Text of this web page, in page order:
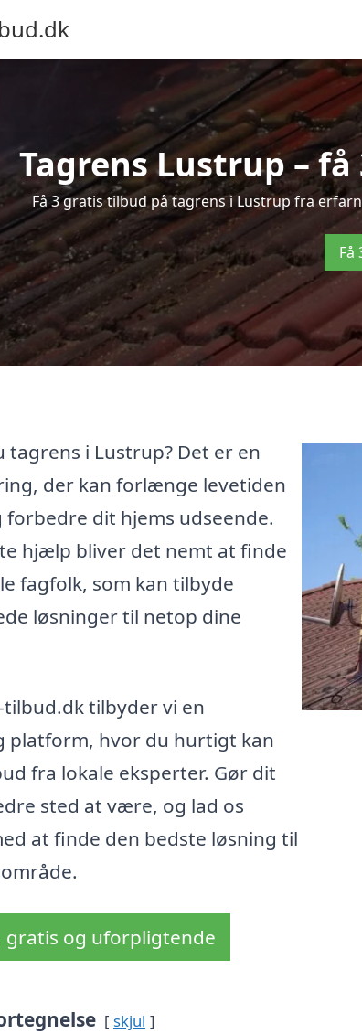
Tagrens Lustrup –
Få 3 gratis tilbud på tagrens i Lustrup fra
tagrens i Lustrup? Det er en
der kan forlænge levetiden
forbedre dit hjems udseende.
hjælp bliver det nemt at finde
fagfolk, som kan tilbyde
løsninger til netop dine
tilbud.dk tilbyder vi en
platform, hvor du hurtigt kan
fra lokale eksperter. Gør dit
sted at være, og lad os
at finde den bedste løsning til
gratis og uforpligtende
skjul